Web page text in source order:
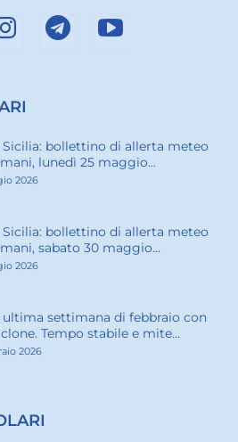
Sicilia: bollettino di allerta meteo
lunedì 25 maggio...
2026
Sicilia: bollettino di allerta meteo
sabato 30 maggio...
2026
ultima settimana di febbraio con
Tempo stabile e mite...
2026